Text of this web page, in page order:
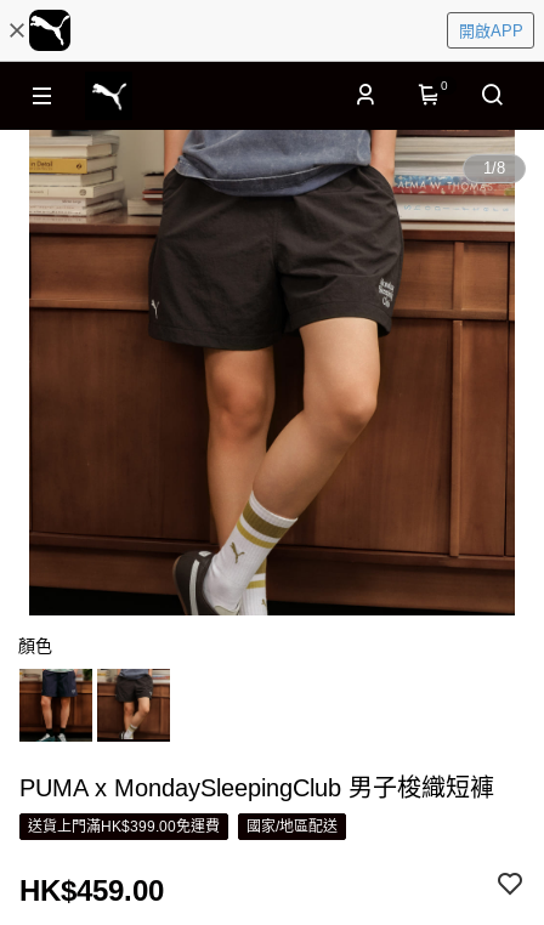
開啟APP
0
1/8
顏色
PUMA x MondaySleepingClub 男子梭織短褲
送貨上門滿HK$399.00免運費 國家/地區配送
HK$459.00